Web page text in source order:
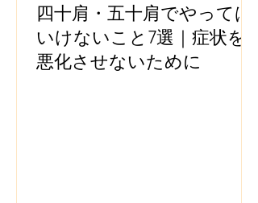
四十肩・五十肩でやっては
いけないこと7選｜症状を
悪化させないために